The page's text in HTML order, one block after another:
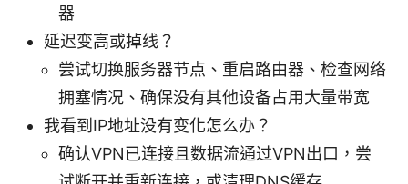
器
延迟变高或掉线？
尝试切换服务器节点、重启路由器、检查网络
拥塞情况、确保没有其他设备占用大量带宽
我看到IP地址没有变化怎么办？
确认VPN已连接且数据流通过VPN出口，尝